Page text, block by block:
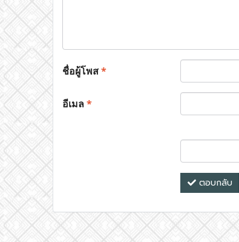
ชื่อผู้โพส*
อีเมล*
ตอบกลับ